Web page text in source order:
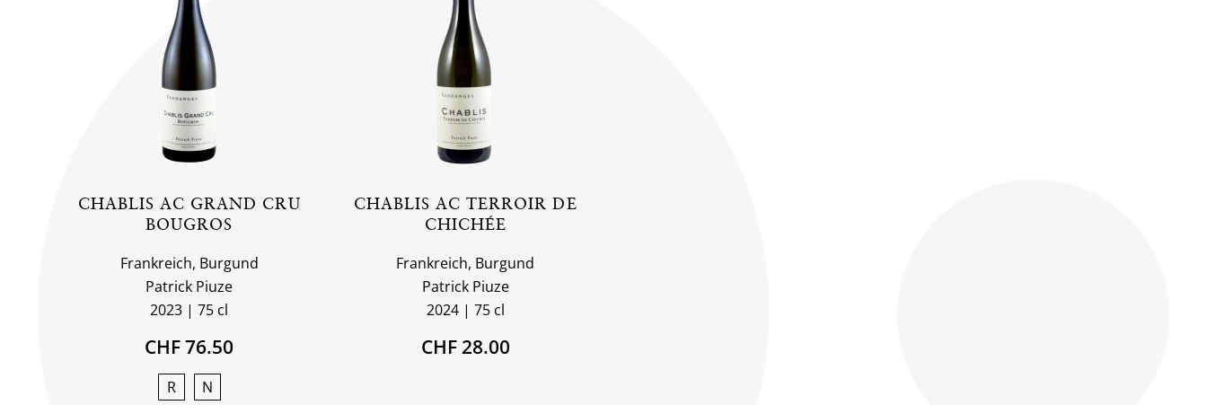
CHABLIS AC GRAND CRU
BOUGROS
Frankreich, Burgund
Patrick Piuze
2023
75 cl
CHF 76.50
R N
CHABLIS AC TERROIR DE
CHICHÉE
Frankreich, Burgund
Patrick Piuze
2024
75 cl
CHF 28.00